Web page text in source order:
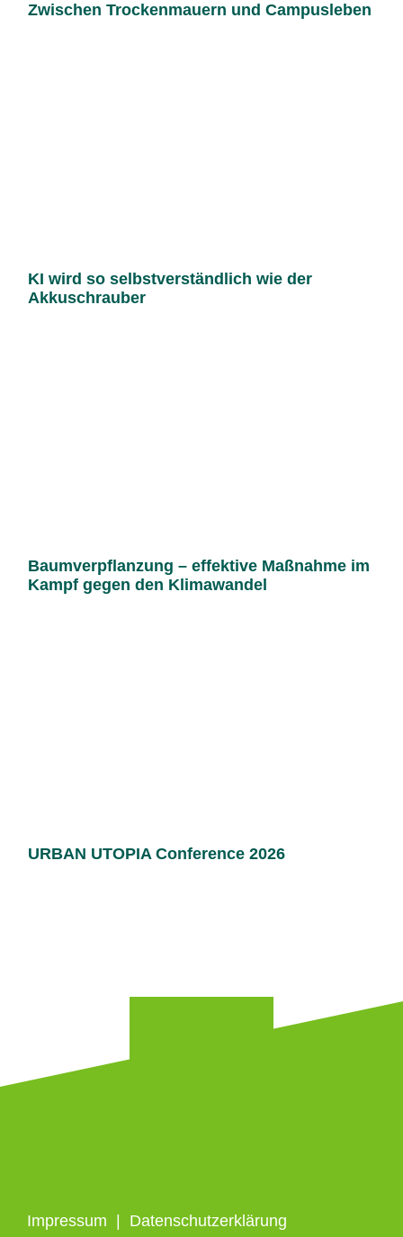
Zwischen Trockenmauern und Campusleben
KI wird so selbstverständlich wie der
Akkuschrauber
Baumverpflanzung – effektive Maßnahme im
Kampf gegen den Klimawandel
URBAN UTOPIA Conference 2026
Impressum | Datenschutzerklärung